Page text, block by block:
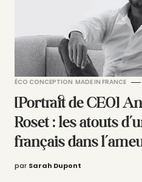
ÉCO CONCEPTION MADE IN FRANCE
[Portrait de CEO]
Roset : les atouts
français dans
par Sarah Dupont